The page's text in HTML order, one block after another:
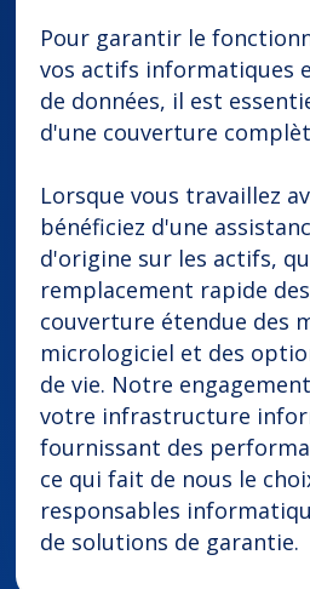
Pour garantir le
vos actifs informatiques
de données, il est
d'une couverture
Lorsque vous travaillez
bénéficiez d'une
d'origine sur les actifs,
remplacement rapide
couverture étendue des
micrologiciel et des
de vie. Notre
votre infrastructure
fournissant des
ce qui fait de nous le
responsables
de solutions de garantie.